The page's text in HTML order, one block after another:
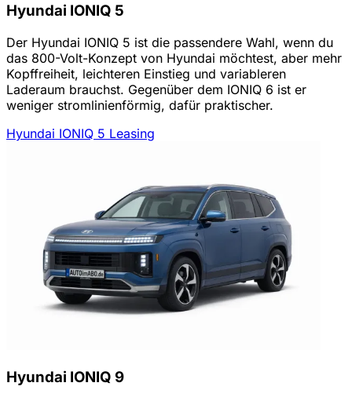
Hyundai IONIQ 5
Der Hyundai IONIQ 5 ist die passendere Wahl, wenn du
das 800-Volt-Konzept von Hyundai möchtest, aber mehr
Kopffreiheit, leichteren Einstieg und variableren
Laderaum brauchst. Gegenüber dem IONIQ 6 ist er
weniger stromlinienförmig, dafür praktischer.
Hyundai IONIQ 5 Leasing
Hyundai IONIQ 9